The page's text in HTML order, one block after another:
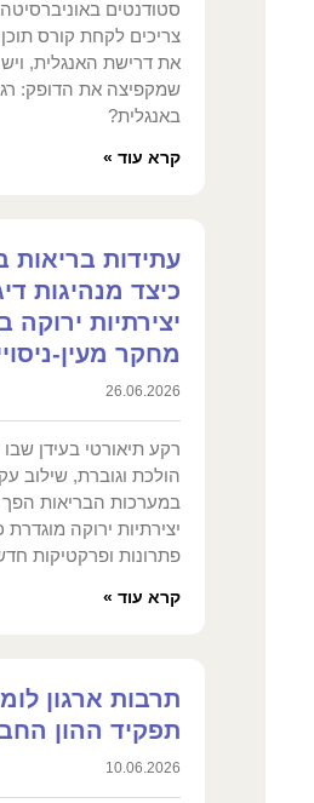
סטודנטים
צריכים לקחת קורס
את דרישת האנגלית,
שמקפיצה את הדופק:
באנגלית?
קרא עוד »
עתידות בריאות
כיצד מנהיגות
יצירתיות
מחקר מעין-
26.06.2026
רקע תיאורטי בעידן
הולכת וגוברת, שילוב
במערכות הבריאות הפך
יצירתיות ירוקה מוגדרת
פתרונות ופרקטיקות
קרא עוד »
תרבות ארגון
תפקיד ההון
10.06.2026